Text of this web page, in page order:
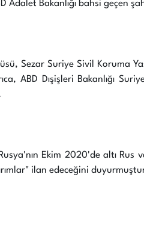
Adalet Bakanlığı bahsi geçen
Sezar Suriye Sivil Koruma
ABD Dışişleri Bakanlığı
Ekim 2020'de altı
ilan edeceğini